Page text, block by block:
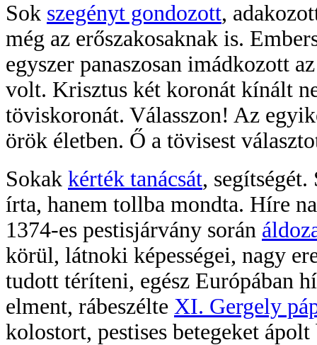
Sok szegényt gondozott,
még az erőszakosaknak is.
egyszer panaszosan imádkozott
volt. Krisztus két koronát kínált
töviskoronát. Válasszon! Az
örök életben. Ő a tövisest
Sokak kérték tanácsát,
írta, hanem tollba mondta. Híre
1374-es pestisjárvány során
körül, látnoki képességei, nagy
tudott téríteni, egész Európában
elment, rábeszélte XI. Gergely
kolostort, pestises betegeket ápolt